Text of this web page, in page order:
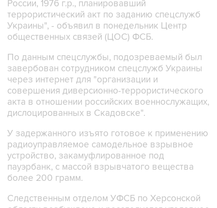
Украины", - объявил в понедельник Центр
общественных связей (ЦОС) ФСБ.
По данным спецслужбы, подозреваемый был
через интернет для "организации и
совершения диверсионно-террористического
акта в отношении российских военнослужащих,
дислоцированных в Скадовске".
У задержанного изъято готовое к применению
устройство, закамуфлированное под
пауэрбанк, с массой взрывчатого вещества
более 200 грамм.
Следственным отделом УФСБ по Херсонской
дело по ч. 1 ст. 30, ч. 2 ст. 205 (покушение на